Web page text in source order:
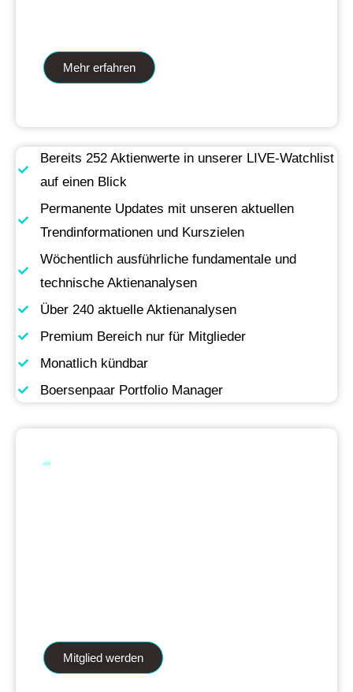
Mehr erfahren
Bereits 252 Aktienwerte in unserer LIVE-Watchlist
auf einen Blick
Permanente Updates mit unseren aktuellen
Trendinformationen und Kurszielen
Wöchentlich ausführliche fundamentale und
technische Aktienanalysen
Über 240 aktuelle Aktienanalysen
Premium Bereich nur für Mitglieder
Monatlich kündbar
Boersenpaar Portfolio Manager
Mitglied werden